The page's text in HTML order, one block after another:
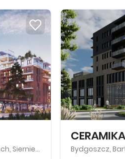
Bydgoszcz, Bydgoszcz Wsch, Siernieczek, Brdyujście
CERAMIKA